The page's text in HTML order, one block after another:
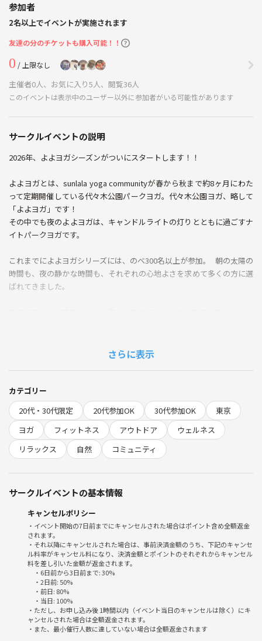
参加者
2名以上でイベントが実施されます
友達の分のチケットも購入可能！！
0 / 上限なし
主催者0人、お気に入り5人、閲覧36人
このイベントは表示中のユーザー以外に参加者がいる可能性があります
サークルイベントの説明
2026年、よよヨガシーズンがついにスタートします！！
よよヨガとは、sunlala yoga communityが春から秋まで約8ヶ月にわた
って定期開催している代々木公園パークヨガ。代々木公園ヨガ、略して
「よよヨガ」です！
その中でも夜のよよヨガは、キャンドルライトの灯りとともに過ごすナ
イトパークヨガです。
これまでによよヨガシリーズには、のべ300名以上が参加。 朝の太陽の
時間も、夜の静かな時間も、それぞれの心地よさを求めて多くの方に選
ばれてきました。
自然の音や風に包まれながら、“力を抜いてリラックスした自分”に戻る
またこの場所で、お会いできるのを楽しみにしています。
※土曜朝には、お日様の下での「よよヨガ」も開催しています。
⚫︎ sunlala yoga community って？
都内で活動するウェルネスコミュニティ。 20代〜30代を中心に、ヨガ
た、明るくあたたかい雰囲気が魅力です。初めての方も安心して参加で
■開催日時
⚫︎金曜夜19:30〜⚫︎
4月24日(金)19:30-20:45
5月8日(金)19:30-20:45
5月22日(金)19:30-20:45
5月29日(金)19:30-20:45
.....続く
■レッスン内容
さらに表示
カテゴリー
20代・30代限定
20代参加OK 30代参加OK
東京
ヨガ
フィットネス アウトドア
ウェルネス
リラックス
自然 コミュニティ
サークルイベントの基本情報
キャンセルポリシー
・イベント開始の7日前までにキャンセルされた場合はポイント含め全額返金
されます。
・それ以降にキャンセルされた場合は、事前決済金額のうち、下記のキャンセ
ル料率がキャンセル料になり、決済金額とポイントのそれぞれからキャンセル
料を差し引いた金額が返金されます。
・6日前から3日前まで: 30%
・2日前: 50%
・前日: 80%
・当日: 100%
・ただし、お申し込み後 1時間以内（イベント当日のキャンセルは除く）にキ
ャンセルされた場合は全額返金されます。
・また、最小催行人数に達していない場合は全額返金されます